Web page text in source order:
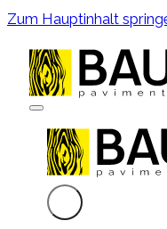
Zum Hauptinhalt